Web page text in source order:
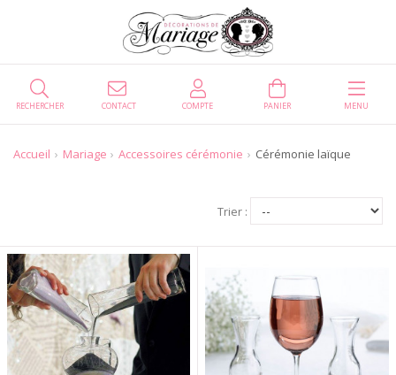
CONTACT
RECHERCHER COMPTE PANIER MENU
Accueil Mariage Accessoires cérémonie Cérémonie laïque
Trier :